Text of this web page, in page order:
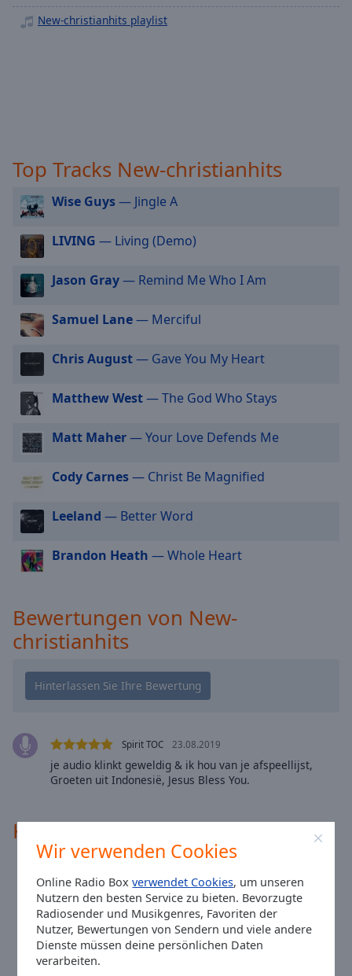
Wir verwenden Cookies
Online Radio Boxverwendet Cookies, um unseren
Nutzern den besten Service zu bieten. Bevorzugte
Radiosender und Musikgenres, Favoriten der
Nutzer, Bewertungen von Sendern und viele andere
Dienste müssen deine persönlichen Daten
verarbeiten.
Picture-
in-
Beginning
dialog
window.
Escape
cancel
close
window.
Text
Color
Opacity
Background
Color
Caption
Area
Color
Text
Family
New-christianhits playlist
Top Tracks New-christianhits
Wise Guys— Jingle A
LIVING — Living (Demo)
Jason Gray— Remind Me Who I Am
Samuel Lane— Merciful
Chris August— Gave You My Heart
Matthew West— The God Who Stays
Matt Maher— Your Love Defends Me
Cody Carnes— Christ Be Magnified
Leeland — Better Word
Brandon Heath — Whole Heart
Bewertungen von New-
christianhits
Spirit TOC 23.08.2019
je audio klinkt geweldig & ik hou van je afspeellijst,
Groeten uit Indonesië, Jesus Bless You.
Kontakte
Email:
christ-radio@t-online.de
Ortszeit in Essen:07:45,08.06.2026